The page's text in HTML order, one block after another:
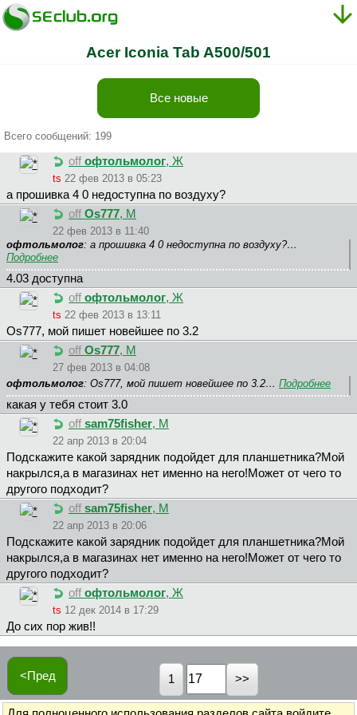
Acer Iconia Tab A500/501
Все новые
Всего сообщений: 199
off офтольмолог, Ж
ts 22 фев 2013 в 05:23
а прошивка 4 0 недоступна по воздуху?
off Os777, М
22 фев 2013 в 11:40
офтольмолог: а прошивка 4 0 недоступна по воздуху?…
Подробнее
4.03 доступна
off офтольмолог, Ж
ts 22 фев 2013 в 13:11
Os777, мой пишет новейшее по 3.2
off Os777, М
27 фев 2013 в 04:08
офтольмолог: Os777, мой пишет новейшее по 3.2… Подробнее
какая у тебя стоит 3.0
off sam75fisher, М
22 апр 2013 в 20:04
Подскажите какой зарядник подойдет для планшетника?Мой
накрылся,а в магазинах нет именно на него!Может от чего то
другого подходит?
off sam75fisher, М
22 апр 2013 в 20:06
Подскажите какой зарядник подойдет для планшетника?Мой
накрылся,а в магазинах нет именно на него!Может от чего то
другого подходит?
off офтольмолог, Ж
ts 12 дек 2014 в 17:29
До сих пор жив!!
<Пред 1